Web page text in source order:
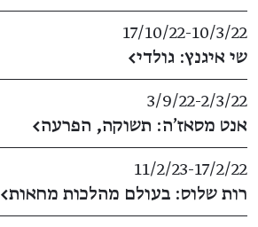
10/3/22
​-​
17/10/22
שי איגנץ: גולדי←
2/3/22
​-​
3/9/22
אנט מסאז'ה: תשוקה, הפרעה←
17/2/22
​-​
11/2/23
רות שלוס: בעולם מהלכות מחאות←